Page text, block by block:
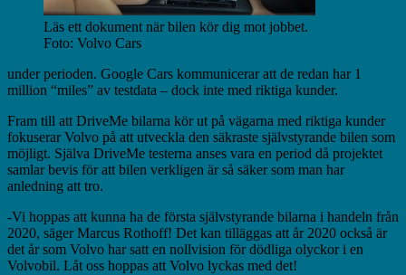
Läs ett dokument när bilen kör dig mot jobbet.
Foto: Volvo Cars
under perioden. Google Cars kommunicerar att de redan har 1
million “miles” av testdata – dock inte med riktiga kunder.
Fram till att DriveMe bilarna kör ut på vägarna med riktiga kunder
fokuserar Volvo på att utveckla den säkraste självstyrande bilen som
möjligt. Själva DriveMe testerna anses vara en period då projektet
samlar bevis för att bilen verkligen är så säker som man har
anledning att tro.
-Vi hoppas att kunna ha de första självstyrande bilarna i handeln från
2020, säger Marcus Rothoff! Det kan tilläggas att år 2020 också är
det år som Volvo har satt en nollvision för dödliga olyckor i en
Volvobil. Låt oss hoppas att Volvo lyckas med det!